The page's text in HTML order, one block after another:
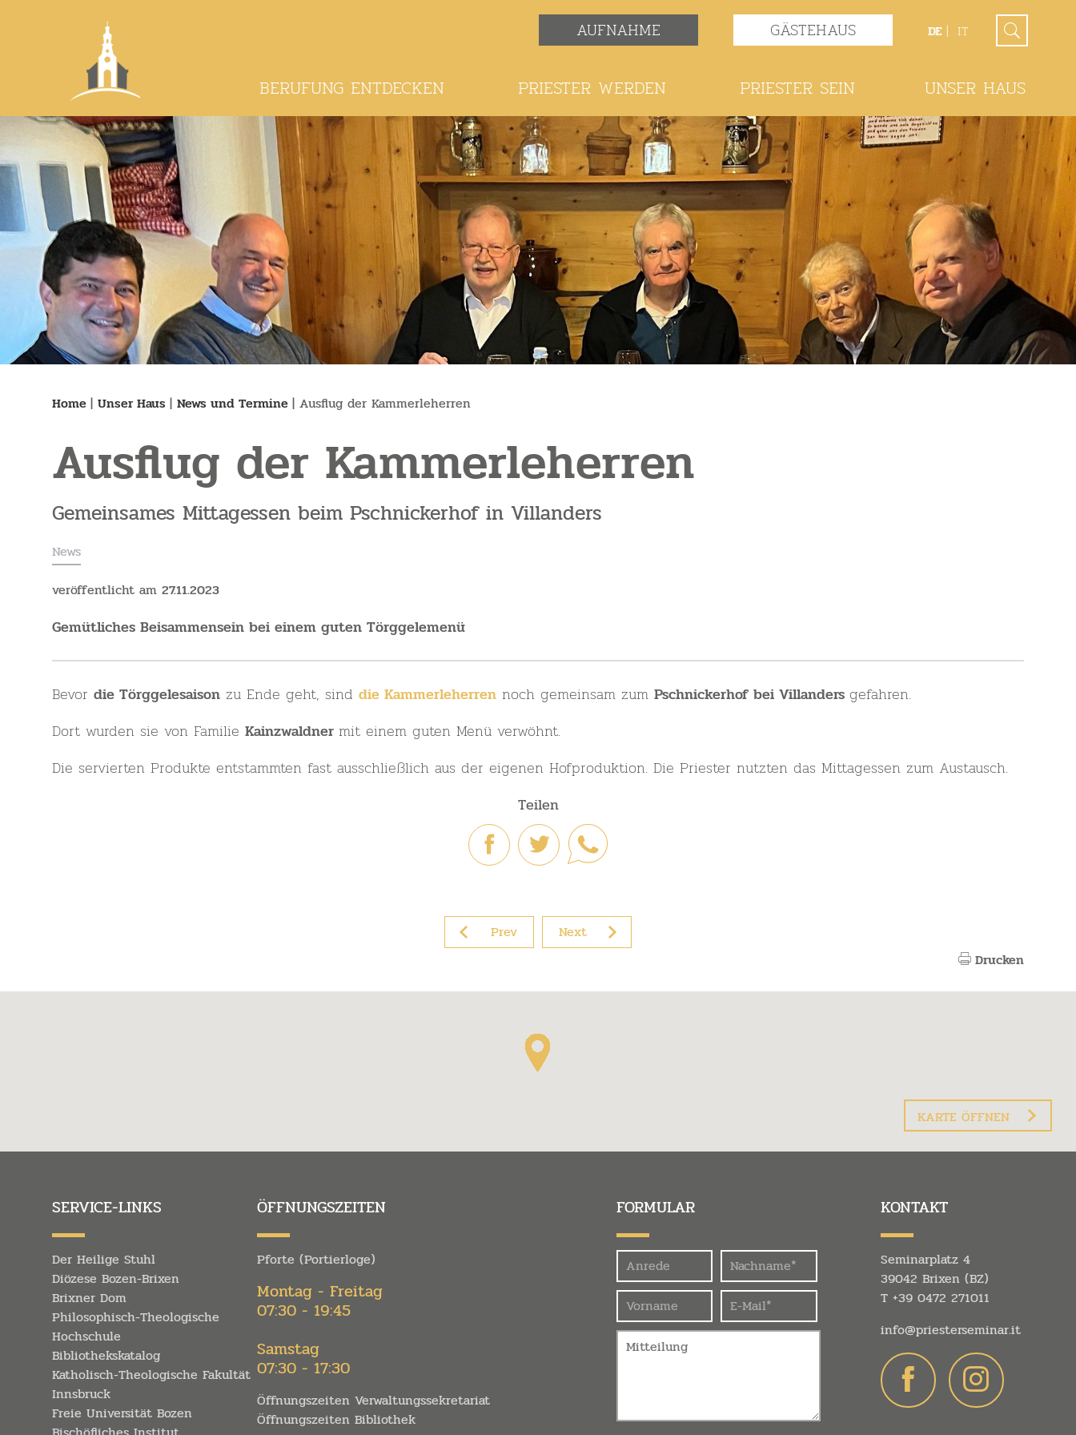
AUFNAHME GÄSTEHAUS DE IT
BERUFUNG ENTDECKEN PRIESTER WERDEN PRIESTER SEIN UNSER HAUS
Home | Unser Haus | News und Termine | Ausflug der Kammerleherren
Ausflug der Kammerleherren
Gemeinsames Mittagessen beim Pschnickerhof in Villanders
News
veröffentlicht am 27.11.2023
Gemütliches Beisammensein bei einem guten Törggelemenü
Bevor die Törggelesaison zu Ende geht, sind die Kammerleherren noch gemeinsam zum Pschnickerhof bei Villanders gefahren.
Dort wurden sie von Familie Kainzwaldner mit einem guten Menü verwöhnt.
Die servierten Produkte entstammten fast ausschließlich aus der eigenen Hofproduktion. Die Priester nutzten das Mittagessen zum Austausch.
Teilen
Prev
Next
Drucken
KARTE ÖFFNEN
SERVICE-LINKS
Der Heilige Stuhl
Diözese Bozen-Brixen
Brixner Dom
Philosophisch-Theologische
Hochschule
Bibliothekskatalog
Katholisch-Theologische Fakultät
Innsbruck
Freie Universität Bozen
ÖFFNUNGSZEITEN
Pforte (Portierloge)
Montag - Freitag
07:30 - 19:45
Samstag
07:30 - 17:30
Öffnungszeiten Verwaltungssekretariat
Öffnungszeiten Bibliothek
FORMULAR
Felder
KONTAKT
Seminarplatz 4
39042 Brixen (BZ)
T +39 0472 271011
info@priesterseminar.it